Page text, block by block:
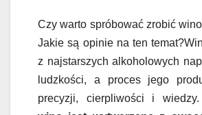
Czy warto spróbować zrobić
Jakie są opinie na ten
z najstarszych alkoholowych
ludzkości, a proces jego
precyzji, cierpliwości i wiedzy.